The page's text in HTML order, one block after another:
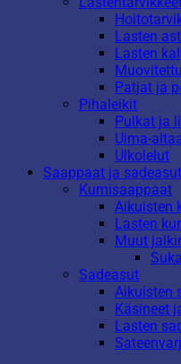
Lasten
Lasten
Patjat ja
Pihaleikit
Pulkat ja
Uima-
Ulkolelut
Saappaat ja sadeasut
Kumisaappaat
Aikuisten
Lasten
Muut
Sadeasut
Aikuisten
Käsineet
Lasten